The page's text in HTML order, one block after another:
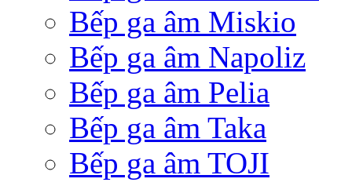
Bếp ga âm Miskio
Bếp ga âm Napoliz
Bếp ga âm Pelia
Bếp ga âm Taka
Bếp ga âm TOJI